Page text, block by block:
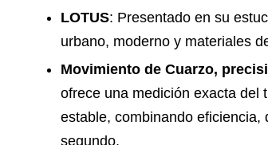
LOTUS: Presentado en su
urbano, moderno y materiales
Movimiento de Cuarzo,
ofrece una medición exacta del
estable, combinando
segundo.